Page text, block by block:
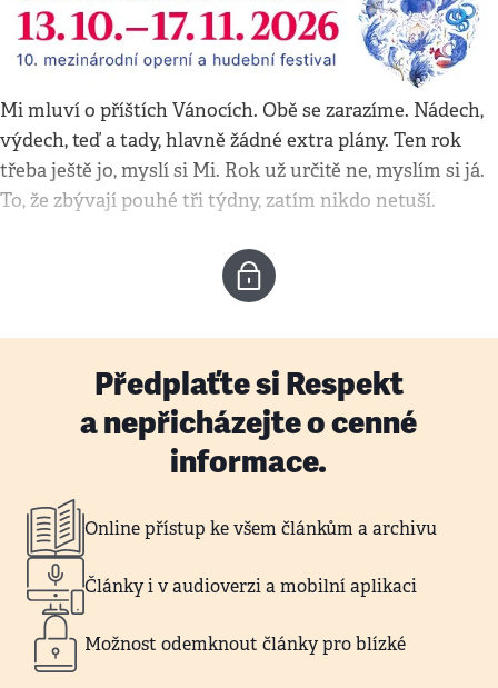
Mi mluví o příštích Vánocích. Obě se zarazíme. Nádech,
výdech, teď a tady, hlavně žádné extra plány. Ten rok
třeba ještě jo, myslí si Mi. Rok už určitě ne, myslím si já.
To, že zbývají pouhé tři týdny, zatím nikdo netuší.
Předplaťte si Respekt
a nepřicházejte o cenné
informace.
Online přístup ke všem článkům a archivu
Články i v audioverzi a mobilní aplikaci
Možnost odemknout články pro blízké